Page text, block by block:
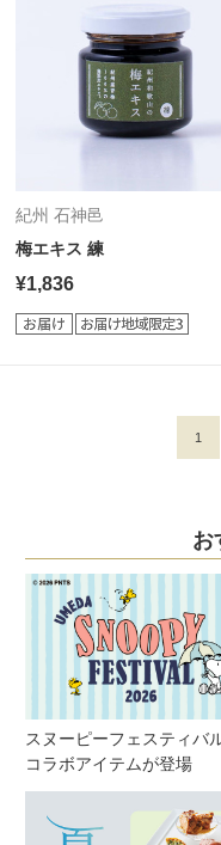
紀州 石神邑
梅エキス 練
¥1,836
1
お
スヌーピーフェスティバ
コラボアイテムが登場